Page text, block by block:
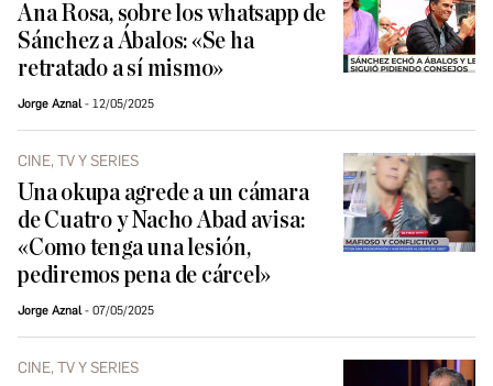
Ana Rosa, sobre los whatsapp de
Sánchez a Ábalos: «Se ha
retratado a sí mismo»
Jorge Aznal 12/05/2025
CINE, TV Y SERIES
Una okupa agrede a un cámara
de Cuatro y Nacho Abad avisa:
«Como tenga una lesión,
pediremos pena de cárcel»
Jorge Aznal 07/05/2025
CINE, TV Y SERIES